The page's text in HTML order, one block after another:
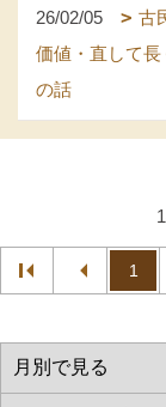
26/02/05
古
価値・直して
の話
1